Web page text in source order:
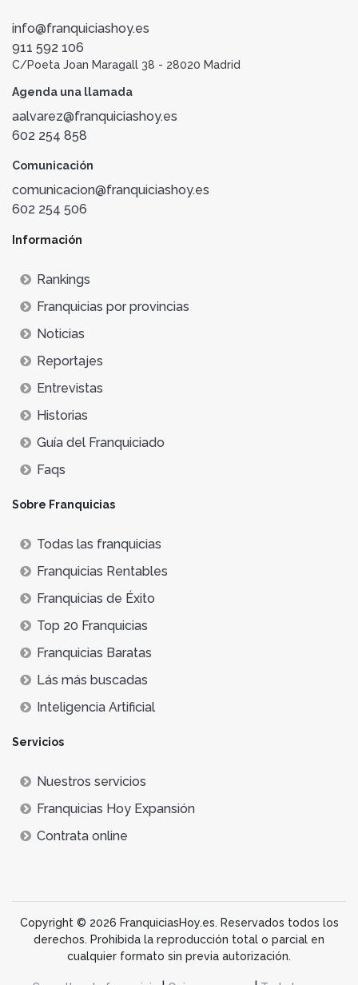
info@franquiciashoy.es
911 592 106
C/Poeta Joan Maragall 38 - 28020 Madrid
Agenda una llamada
aalvarez@franquiciashoy.es
602 254 858
Comunicación
comunicacion@franquiciashoy.es
602 254 506
Información
Rankings
Franquicias por provincias
Noticias
Reportajes
Entrevistas
Historias
Guía del Franquiciado
Faqs
Sobre Franquicias
Todas las franquicias
Franquicias Rentables
Franquicias de Éxito
Top 20 Franquicias
Franquicias Baratas
Lás más buscadas
Inteligencia Artificial
Servicios
Nuestros servicios
Franquicias Hoy Expansión
Contrata online
Copyright © 2026 FranquiciasHoy.es. Reservados todos los
derechos. Prohibida la reproducción total o parcial en
cualquier formato sin previa autorización.